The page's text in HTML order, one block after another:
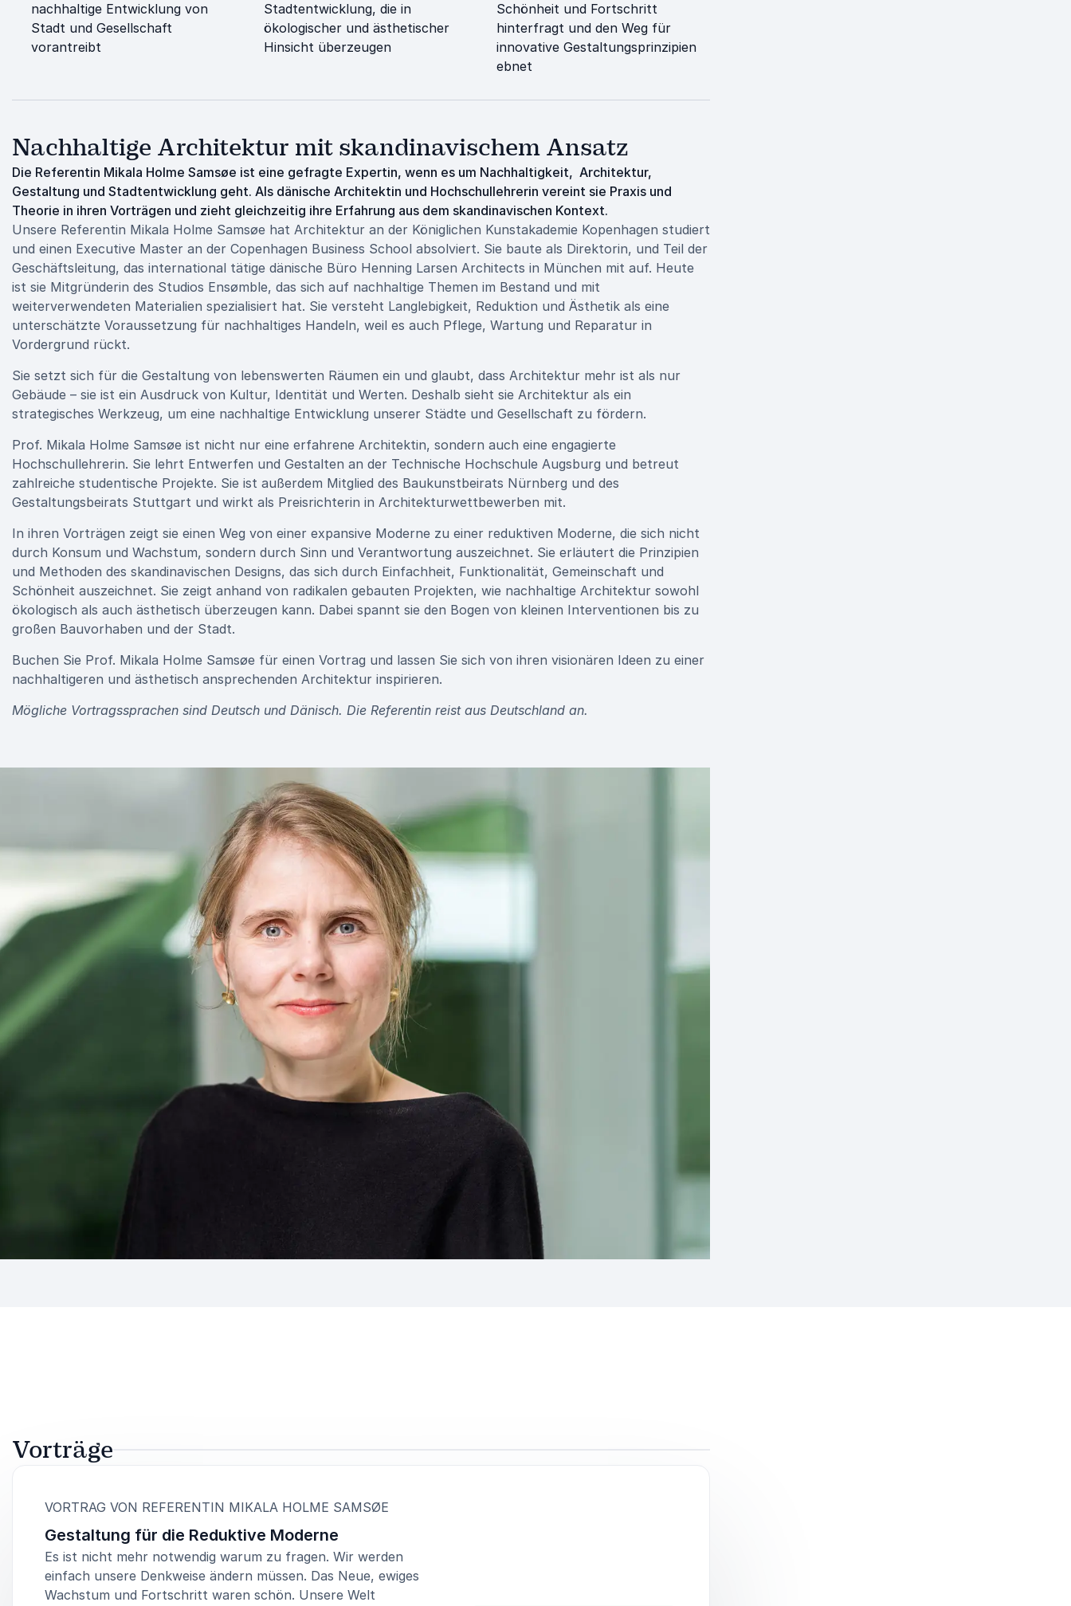
nachhaltige Entwicklung von
Stadt und Gesellschaft
vorantreibt
Stadtentwicklung, die in
ökologischer und ästhetischer
Hinsicht überzeugen
Schönheit und Fortschritt
hinterfragt und den Weg für
innovative Gestaltungsprinzipien
ebnet
Nachhaltige Architektur mit skandinavischem Ansatz
Die Referentin Mikala Holme Samsøe ist eine gefragte Expertin, wenn es um Nachhaltigkeit, Architektur,
Gestaltung und Stadtentwicklung geht. Als dänische Architektin und Hochschullehrerin vereint sie Praxis und
Theorie in ihren Vorträgen und zieht gleichzeitig ihre Erfahrung aus dem skandinavischen Kontext.
Unsere Referentin Mikala Holme Samsøe hat Architektur an der Königlichen Kunstakademie Kopenhagen studiert
und einen Executive Master an der Copenhagen Business School absolviert. Sie baute als Direktorin, und Teil der
Geschäftsleitung, das international tätige dänische Büro Henning Larsen Architects in München mit auf. Heute
ist sie Mitgründerin des Studios Ensømble, das sich auf nachhaltige Themen im Bestand und mit
weiterverwendeten Materialien spezialisiert hat. Sie versteht Langlebigkeit, Reduktion und Ästhetik als eine
unterschätzte Voraussetzung für nachhaltiges Handeln, weil es auch Pflege, Wartung und Reparatur in
Vordergrund rückt.
Sie setzt sich für die Gestaltung von lebenswerten Räumen ein und glaubt, dass Architektur mehr ist als nur
Gebäude – sie ist ein Ausdruck von Kultur, Identität und Werten. Deshalb sieht sie Architektur als ein
strategisches Werkzeug, um eine nachhaltige Entwicklung unserer Städte und Gesellschaft zu fördern.
Prof. Mikala Holme Samsøe ist nicht nur eine erfahrene Architektin, sondern auch eine engagierte
Hochschullehrerin. Sie lehrt Entwerfen und Gestalten an der Technische Hochschule Augsburg und betreut
zahlreiche studentische Projekte. Sie ist außerdem Mitglied des Baukunstbeirats Nürnberg und des
Gestaltungsbeirats Stuttgart und wirkt als Preisrichterin in Architekturwettbewerben mit.
In ihren Vorträgen zeigt sie einen Weg von einer expansive Moderne zu einer reduktiven Moderne, die sich nicht
durch Konsum und Wachstum, sondern durch Sinn und Verantwortung auszeichnet. Sie erläutert die Prinzipien
und Methoden des skandinavischen Designs, das sich durch Einfachheit, Funktionalität, Gemeinschaft und
Schönheit auszeichnet. Sie zeigt anhand von radikalen gebauten Projekten, wie nachhaltige Architektur sowohl
ökologisch als auch ästhetisch überzeugen kann. Dabei spannt sie den Bogen von kleinen Interventionen bis zu
großen Bauvorhaben und der Stadt.
Buchen Sie Prof. Mikala Holme Samsøe für einen Vortrag und lassen Sie sich von ihren visionären Ideen zu einer
nachhaltigeren und ästhetisch ansprechenden Architektur inspirieren.
Mögliche Vortragssprachen sind Deutsch und Dänisch. Die Referentin reist aus Deutschland an.
Vorträge
VORTRAG VON REFERENTIN MIKALA HOLME SAMSØE
Gestaltung für die Reduktive Moderne
Es ist nicht mehr notwendig warum zu fragen. Wir werden
einfach unsere Denkweise ändern müssen. Das Neue, ewiges
Wachstum und Fortschritt waren schön. Unsere Welt